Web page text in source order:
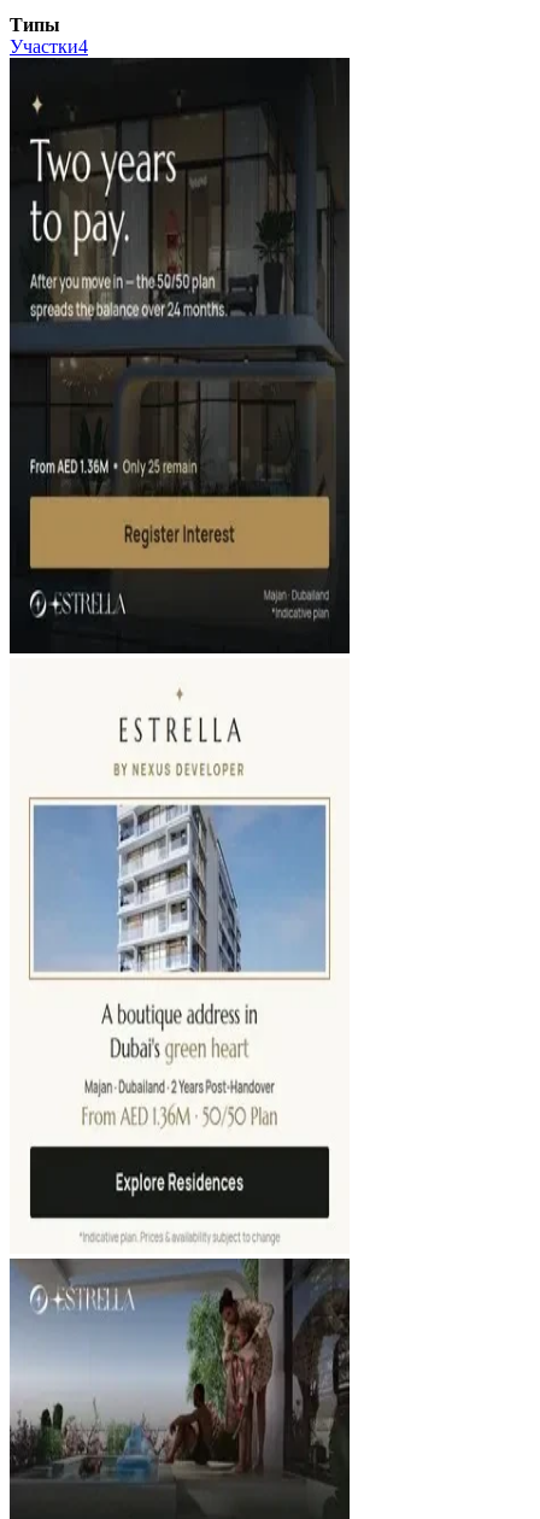
Типы
Участки4